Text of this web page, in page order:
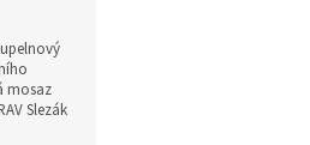
mosaz
Slezák